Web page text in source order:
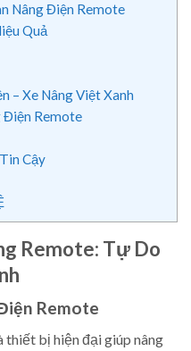
Nâng Điện Remote
Quả
– Xe Nâng Việt Xanh
Điện Remote
Cậy
Remote: Tự Do
Remote
thiết bị hiện đại giúp nâng